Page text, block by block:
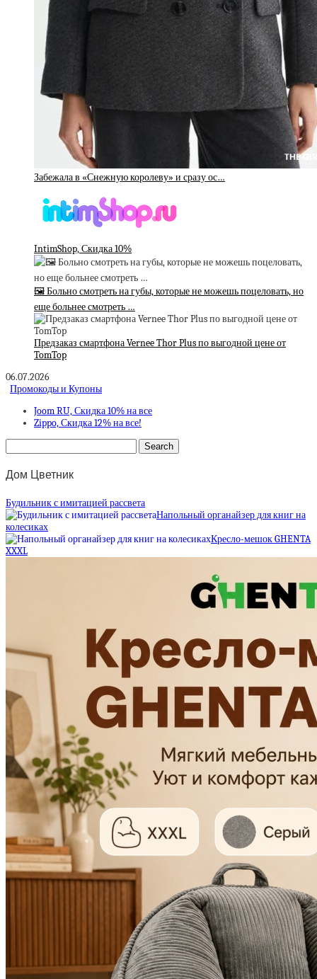
Забежала в «Снежную королеву» и сразу ос…
IntimShop, Скидка 10%
🖼 Больно смотреть на губы, которые не можешь поцеловать, но
еще больнее смотреть …
Предзаказ смартфона Vernee Thor Plus по выгодной цене от
TomTop
06.07.2026
Промокоды и Купоны
Joom RU, Скидка 10% на все
Zippo, Скидка 12% на все!
Дом Цветник
Будильник с имитацией рассвета
Напольный органайзер для книг на
колесиках
Кресло-мешок GHENTA
XXXL